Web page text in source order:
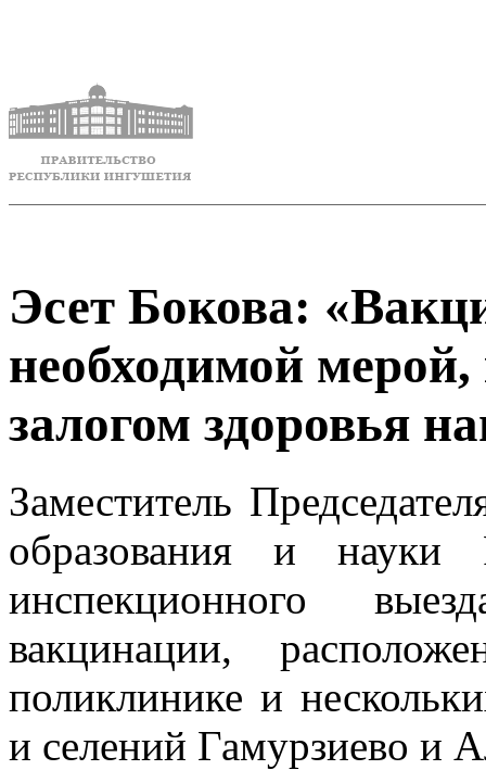
Эсет Бокова:
необходимой мерой,
залогом здоровья
Заместитель
образования и
инспекционного
вакцинации,
поликлинике и
и селений Гамурзиево и